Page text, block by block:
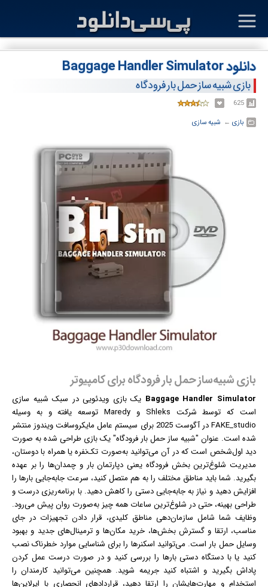
دانلود Baggage Handler Simulator
بازی شبیه ساز حمل بار فرودگاه
625
بازی ← ‏ شبیه سازی
بازی شبیه‌ساز حمل بار فرودگاه برای کامپیوتر
Baggage Handler Simulator یکبازی ویدئویی در سبک شبیه سازی
است که توسط شرکت Shleks و Maredy توسعه یافته و به وسیله
FAKE_studio در آگوست 2025 برای سیستم عامل مایکروسافت
ویندوز منتشر
شده است. عنوان "شبیه ساز حمل بار فرودگاه" یک بازی طراحی شده به صورت
دید اول‌شخص است که در آن می‌توانید به‌صورت تک‌نفره یا همراه با دوستان،
مدیریت شلوغ‌ترین بخش فرودگاه یعنی دپارتمان بار و چمدان‌ها را بر عهده
بگیرید. شما باید مناطق مختلف را به هم متصل کنید، سرعت جابه‌جایی بارها را
افزایش دهید و نیاز به جابه‌جایی دستی را کاهش دهید. با برنامه‌ریزی درست و
طراحی بهینه، حتی در شلوغ‌ترین ساعات همه چیز به‌صورت روان پیش می‌رود.
وظایف شما شامل سازمان‌دهی مناطق کلیدی، قرار دادن تجهیزات در جای
مناسب، ارتقا و گسترش بخش‌ها، خرید مکان‌ها و ترمینال‌های جدید و بهبود
وسایل حمل بار است. می‌توانید اسکنرها را برای شناسایی موارد خطرناک نصب
کنید یا با دستگاه دستی بارها را بررسی کنید و در صورت درست عمل کردن
پاداش بگیرید و اشتباه کنید جریمه شوید. همچنین می‌توانید کارمندان را
استخدام و مهارت‌هایشان را ارتقا دهید، قراردادهای انحصاری با ایرلاین‌ها